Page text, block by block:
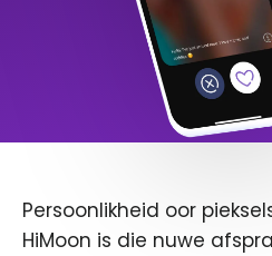
Persoonlikheid oor
HiMoon is die nuwe